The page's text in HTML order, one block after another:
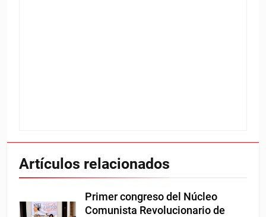
Artículos relacionados
Primer congreso del Núcleo
Comunista Revolucionario de